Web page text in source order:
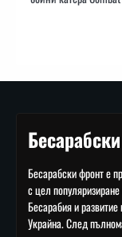
Бесарабски фронт е
с цел
Бесарабия и
Украйна. След